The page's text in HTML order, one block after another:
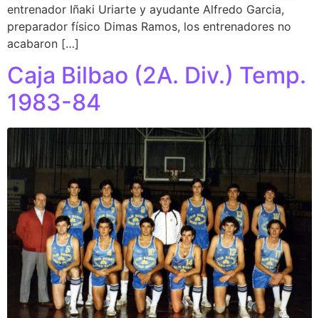
entrenador Iñaki Uriarte y ayudante Alfredo Garcia,
preparador físico Dimas Ramos, los entrenadores no
acabaron […]
Caja Bilbao (2A. Div.) Temp.
1983-84